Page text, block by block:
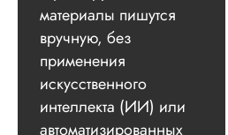
материалы пишутся
вручную, без
применения
искусственного
интеллекта (ИИ) или
автоматизированных